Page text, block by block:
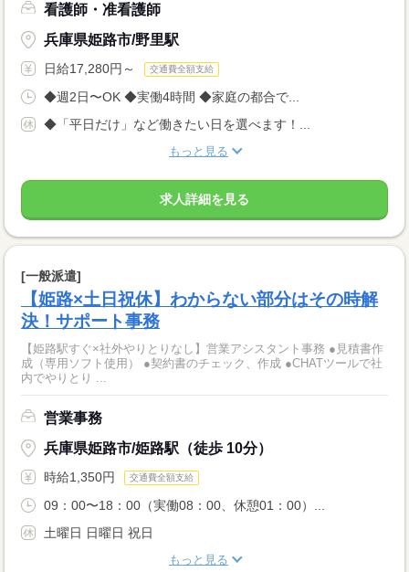
看護師・准看護師
兵庫県姫路市/野里駅
日給17,280円～ 交通費全額支給
◆週2日〜OK ◆実働4時間 ◆家庭の都合で...
◆「平日だけ」など働きたい日を選べます！...
もっと見る
求人詳細を見る
[一般派遣]
【姫路×土日祝休】わからない部分はその時解
決！サポート事務
【姫路駅すぐ×社外やりとりなし】営業アシスタント事務 ●見積書作
成（専用ソフト使用） ●契約書のチェック、作成 ●CHATツールで社
営業事務
兵庫県姫路市/姫路駅（徒歩 10分）
時給1,350円 交通費全額支給
09：00〜18：00（実働08：00、休憩01：00）...
土曜日 日曜日 祝日
もっと見る